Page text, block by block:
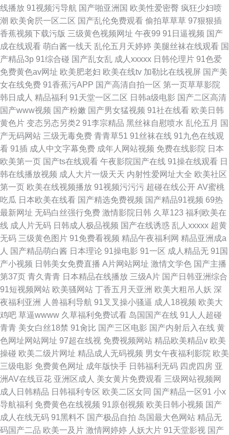
线播放 91视频污导航 国产啪亚洲国 欧美性爱密臀 疯狂少妇喷
潮 欧美肏屄一区二区 国产乱伦免费观看 偷拍草草草 97狠狠插
香蕉视频下载污版 三级黄色视频网址 午夜99 91日逼视频 国产
成在线观看 萌白酱一线天 乱伦五月天婷婷 美腿丝袜在线观看 国
产精品3p 91综合碰 国产乱女乱 成人xxxxx 日韩伦理片 91色爱
免费黄色av网址 欧美肥老妇 欧美在线tv 加勒比在线视屏 国产美
女在线免费 91香蕉污APP 国产高清自拍一区 第一页草草影院
韩日成人 精品福利 91天堂一区二区 日韩a级电影 国产二区高清
国产www视频 国产粉嫩 国产男女猛视频 91社在线看 欧美日韩
黄色片 变态另态另类2 91李宗精品 黑丝袜自慰喷水 乱伦五月 国
产无码网站 三级无毒免费 青青草51 91丝袜在线 91九色在线观
看 91插 成人中文字幕免费 成年人网站视频 免费在线影院 日本
欧美第一页 国产ts在线观看 午夜影院国产在线 91操在线观看 日
韩在线播放视频 成人大片一级天天 内射性爱网址大全 欧美社区
第一页 欧美在线视频播放 91视频污污污 超碰在线公开 AV蜜桃
吃瓜 日本欧美在线看 国产精选免费视频 国产精品91视频 69热
最新网址 无码白丝强行免费 激情影院日韩 久草123 福利欧美在
线 成人片无码 日韩成人极品视频 国产在线诱惑 乱人xxxxx 超黄
无码 三级黄色图片 91免费看视频 精品午夜福利网 精品亚洲成a
人 国产精品萌白酱 日本理论 91操电影 91一区 成人精品无 91国
产小视频 日韩美女免费直播 A片网站网址 激情文学色 国产主播
第37页 青久青青 日本精品在线播放 三级A片 国产日韩亚洲综合
91短视频网站 欧美骚网站 丁香五月天亚洲 欧美大粗吊人妖 深
夜福利亚洲
人兽福利导航 91叉叉操小骚逼 成人18视频 欧美大
鸡吧 草逼wwww 久草福利免费试看 岛国国产在线 91人人超碰
青青 美女白丝18禁 91肏比 国产三区电影 国产内射后入在线 黄
色网址网站网址 97超在线视 免费视频网站 精品欧美精品v 欧美
操碰 欧美二级片网址 精品成人无码视频 男女午夜福利影院 欧美
三级电影 免费黄色网址 成年版快手 日韩福利无码 四虎四房 亚
洲AV在线豆花 亚洲区成人 美女黄片免费观看 三级网站视频网
成人日韩精品 日韩福利专区 欧美二区女同 国产精品一区91 小x
导航福利 免费黄色在线视频 91原创视频 欧美日韩小视频 国产
成人在线无码 91黑料不 国产极品自拍 岛国最大色网站 精品无
码国产二品 欧美一及片 激情网婷婷 人妖大片 91天堂影视 国产